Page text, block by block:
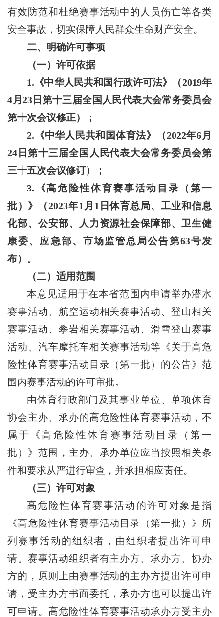
有效防范和杜绝赛事活动中的人员伤亡等各类
安全事故，切实保障人民群众生命财产安全。
二、明确许可事项
（一）许可依据
1.《中华人民共和国行政许可法》（2019年
4月23日第十三届全国人民代表大会常务委员会
第十次会议修正）；
2.《中华人民共和国体育法》（2022年6月
24日第十三届全国人民代表大会常务委员会第
三十五次会议修订）；
3.《高危险性体育赛事活动目录（第一
批）》（2023年1月1日体育总局、工业和信息
化部、公安部、人力资源社会保障部、卫生健
康委、应急部、市场监管总局公告第63号发
布）。
（二）适用范围
本意见适用于在本省范围内申请举办潜水
赛事活动、航空运动相关赛事活动、登山相关
赛事活动、攀岩相关赛事活动、滑雪登山赛事
活动、汽车摩托车相关赛事活动等《关于高危
险性体育赛事活动目录（第一批）的公告》范
围内赛事活动的许可审批。
由体育行政部门及其事业单位、单项体育
协会主办、承办的高危险性体育赛事活动，不
属于《高危险性体育赛事活动目录（第一
批）》范围，主办、承办单位应当按照相关条
件和要求从严进行审查，并承担相应责任。
（三）许可对象
高危险性体育赛事活动的许可对象是指
《高危险性体育赛事活动目录（第一批）》所
列赛事活动的组织者，由组织者提出许可申
请。赛事活动组织者有主办方、承办方、协办
方的，原则上由赛事活动的主办方提出许可申
请，受主办方书面委托，承办方也可以提出许
可申请。高危险性体育赛事活动承办方受主办